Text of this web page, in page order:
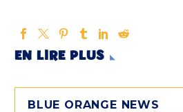
EN LIRE PLUS
BLUE ORANGE NEWS